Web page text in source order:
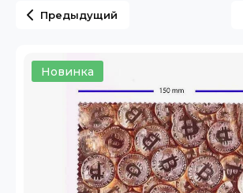
Предыдущий
Новинка